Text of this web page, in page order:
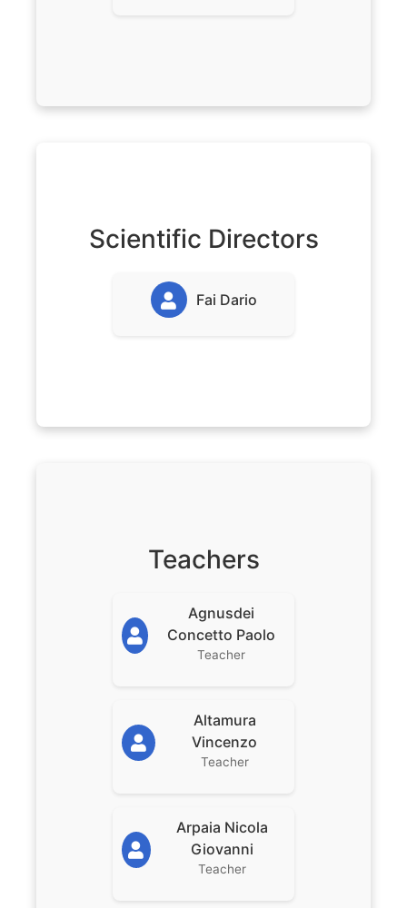
Scientific Directors
Fai Dario
Teachers
Agnusdei
Concetto Paolo
Teacher
Altamura
Vincenzo
Teacher
Arpaia Nicola
Giovanni
Teacher